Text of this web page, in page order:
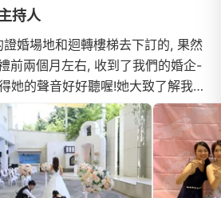
持人
婚場地和迴轉樓梯去下訂的, 果然
前兩個月左右, 收到了我們的婚企-
她的聲音好好聽喔!她大致了解我們
碰面時間到了碰面當天, 才知道她
但這並沒有影響她的專業度因為我
一些香港婚禮的想法加在台灣宴客
我的想法, 然後給